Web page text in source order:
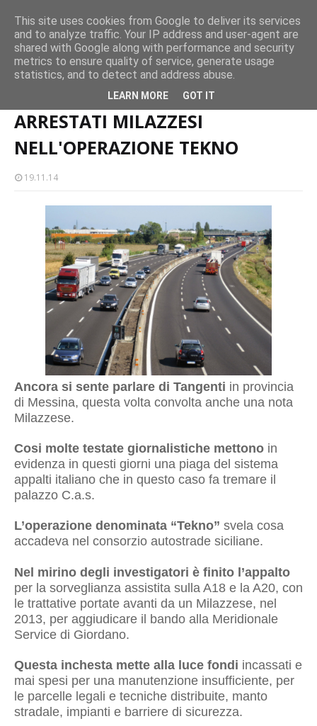
Milazzo 28ª Sagra del Pesce a Vaccarella: il programma
EVENTI
Milazzo si prepara alla magia del “Concerto all’Alba”
EVENTI
ARRESTATI MILAZZESI NELL'OPERAZIONE TEKNO
ARRESTATI MILAZZESI
NELL'OPERAZIONE TEKNO
19.11.14
Ancora si sente parlare di Tangenti in provincia
di Messina, questa volta convolta anche una nota
Milazzese.
Cosi molte testate giornalistiche mettono in
evidenza in questi giorni una piaga del sistema
appalti italiano che in questo caso fa tremare il
palazzo C.a.s.
L’operazione denominata “Tekno” svela cosa
accadeva nel consorzio autostrade siciliane.
Nel mirino degli investigatori è finito l’appalto
per la sorveglianza assistita sulla A18 e la A20, con
le trattative portate avanti da un Milazzese, nel
2013, per aggiudicare il bando alla Meridionale
Service di Giordano.
Questa inchesta mette alla luce fondi incassati e
mai spesi per una manutenzione insufficiente, per
le parcelle legali e tecniche distribuite, manto
stradale, impianti e barriere di sicurezza.
This site uses cookies from Google to deliver its services
and to analyze traffic. Your IP address and user-agent are
shared with Google along with performance and security
metrics to ensure quality of service, generate usage
statistics, and to detect and address abuse.
LEARN MORE GOT IT